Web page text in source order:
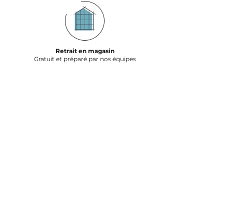
Retrait en magasin
Gratuit et préparé par nos équipes